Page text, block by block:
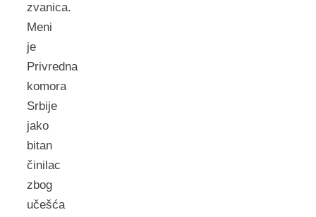
zvanica.
Meni
je
Privredna
komora
Srbije
jako
bitan
činilac
zbog
učešća